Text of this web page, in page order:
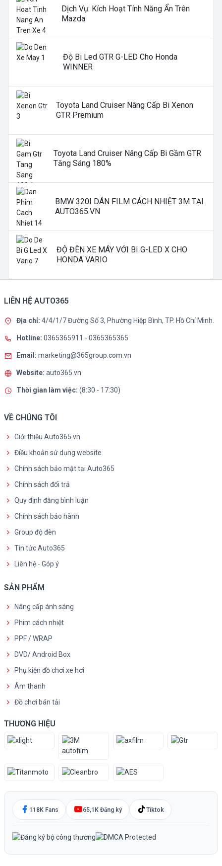
Dịch Vụ: Kích Hoạt Tính Năng Ẩn Trên
Mazda
Độ Bi Led GTR G-LED Cho Honda
WINNER
Toyota Land Cruiser Nâng Cấp Bi Xenon
GTR Premium
Toyota Land Cruiser Nâng Cấp Bi Gầm GTR
Tăng Sáng 180%
BMW 320I DÁN FILM CÁCH NHIỆT 3M TẠI
AUTO365.VN
ĐỘ ĐÈN XE MÁY VỚI BI G-LED X CHO
HONDA VARIO
LIÊN HỆ AUTO365
Địa chỉ: 4/4/1/7 Đường Số 3, Phường Hiệp Bình, TP. Hồ Chí Minh.
Hotline: 0365365911 - 0365365365
Email: marketing@365group.com.vn
Website: auto365.vn
Thời gian làm việc: (8:30 - 17:30)
VỀ CHÚNG TÔI
Giới thiệu Auto365.vn
Điều khoản sử dụng website
Chính sách bảo mật tại Auto365
Chính sách đổi trả
Quy định đăng bình luận
Chính sách bảo hành
Group độ đèn
Tin tức Auto365
Liên hệ - Góp ý
SẢN PHẨM
Nâng cấp ánh sáng
Phim cách nhiệt
PPF / WRAP
DVD/ Android Box
Phụ kiện đồ chơi xe hơi
Âm thanh
Đồ chơi bán tải
THƯƠNG HIỆU
118K Fans 65,1K Đăng ký Tiktok